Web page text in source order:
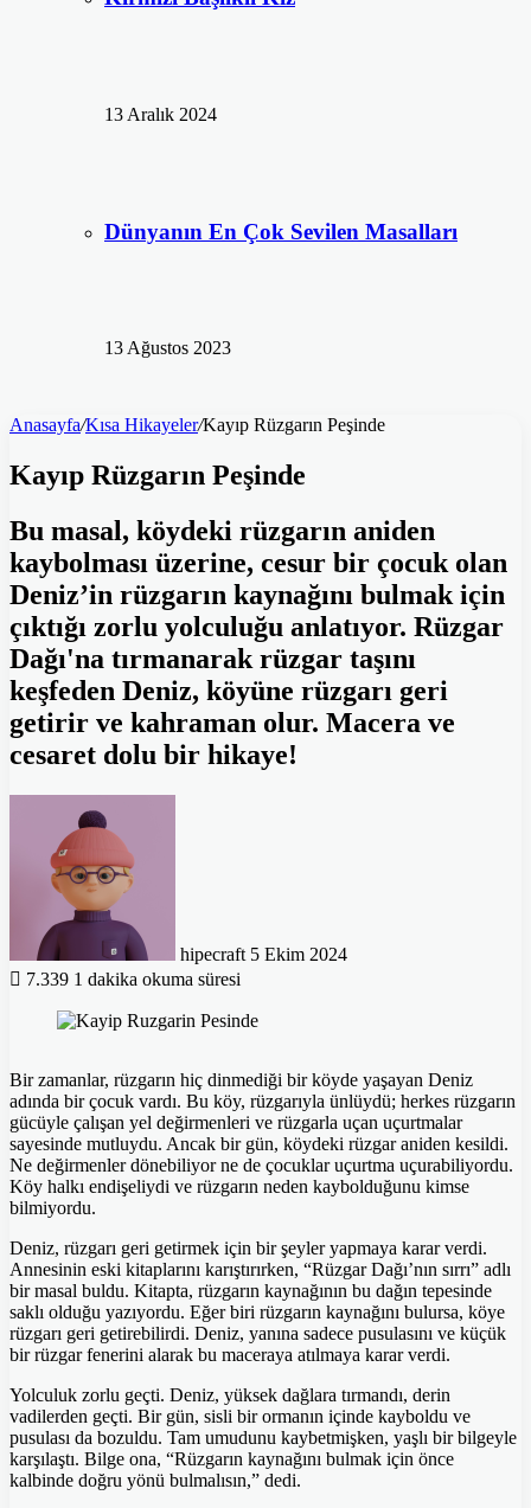
13 Aralık 2024
Dünyanın En Çok Sevilen Masalları
13 Ağustos 2023
Anasayfa/Kısa Hikayeler/Kayıp Rüzgarın Peşinde
Kayıp Rüzgarın Peşinde
Bu masal, köydeki rüzgarın aniden
kaybolması üzerine, cesur bir çocuk olan
Deniz’in rüzgarın kaynağını bulmak için
çıktığı zorlu yolculuğu anlatıyor. Rüzgar
Dağı'na tırmanarak rüzgar taşını
keşfeden Deniz, köyüne rüzgarı geri
getirir ve kahraman olur. Macera ve
cesaret dolu bir hikaye!
hipecraft 5 Ekim 2024
7.339 1 dakika okuma süresi
Bir zamanlar, rüzgarın hiç dinmediği bir köyde yaşayan Deniz
adında bir çocuk vardı. Bu köy, rüzgarıyla ünlüydü; herkes rüzgarın
gücüyle çalışan yel değirmenleri ve rüzgarla uçan uçurtmalar
sayesinde mutluydu. Ancak bir gün, köydeki rüzgar aniden kesildi.
Ne değirmenler dönebiliyor ne de çocuklar uçurtma uçurabiliyordu.
Köy halkı endişeliydi ve rüzgarın neden kaybolduğunu kimse
bilmiyordu.
Deniz, rüzgarı geri getirmek için bir şeyler yapmaya karar verdi.
Annesinin eski kitaplarını karıştırırken, “Rüzgar Dağı’nın sırrı” adlı
bir masal buldu. Kitapta, rüzgarın kaynağının bu dağın tepesinde
saklı olduğu yazıyordu. Eğer biri rüzgarın kaynağını bulursa, köye
rüzgarı geri getirebilirdi. Deniz, yanına sadece pusulasını ve küçük
bir rüzgar fenerini alarak bu maceraya atılmaya karar verdi.
Yolculuk zorlu geçti. Deniz, yüksek dağlara tırmandı, derin
vadilerden geçti. Bir gün, sisli bir ormanın içinde kayboldu ve
pusulası da bozuldu. Tam umudunu kaybetmişken, yaşlı bir bilgeyle
karşılaştı. Bilge ona, “Rüzgarın kaynağını bulmak için önce
kalbinde doğru yönü bulmalısın,” dedi.